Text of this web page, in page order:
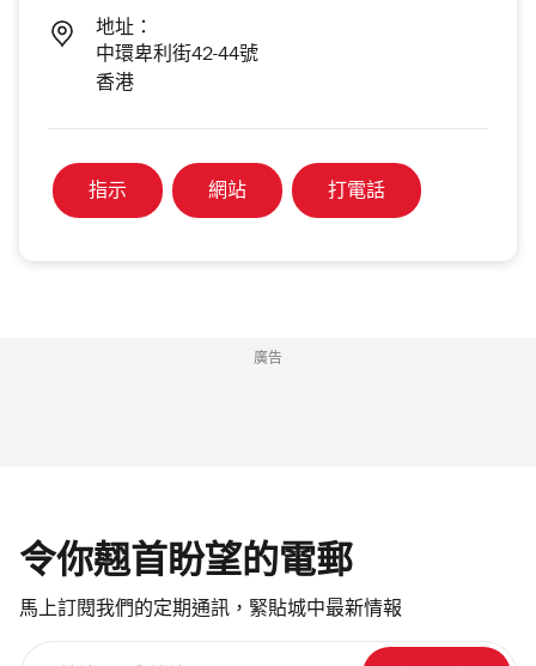
地址：
中環卑利街42-44號
香港
指示 網站 打電話
廣告
令你翹首盼望的電郵
馬上訂閱我們的定期通訊，緊貼城中最新情報